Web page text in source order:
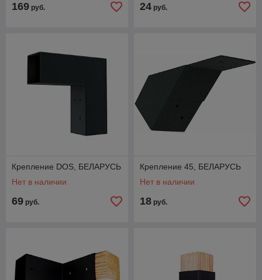
169 руб. 24 руб.
Крепление DOS, БЕЛАРУСЬ
Нет в наличии
69 руб.
Крепление 45, БЕЛАРУСЬ
Нет в наличии
18 руб.